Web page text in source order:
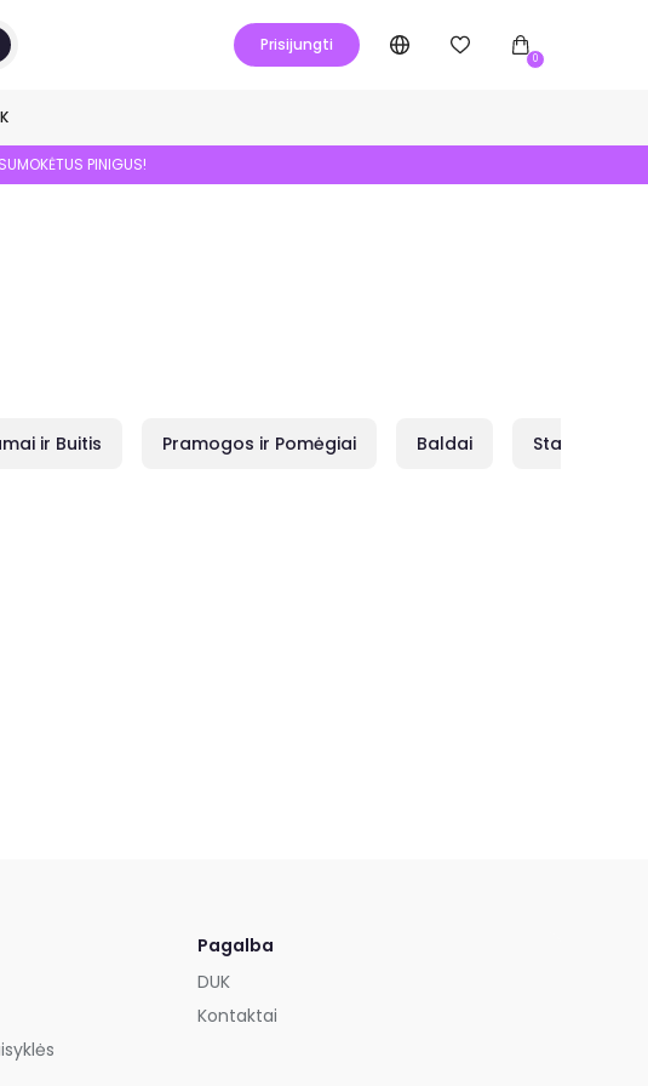
Prisijungti
0
PINIGUS!
ir Buitis Pramogos ir Pomėgiai Baldai Statybai
Pagalba
DUK
Kontaktai